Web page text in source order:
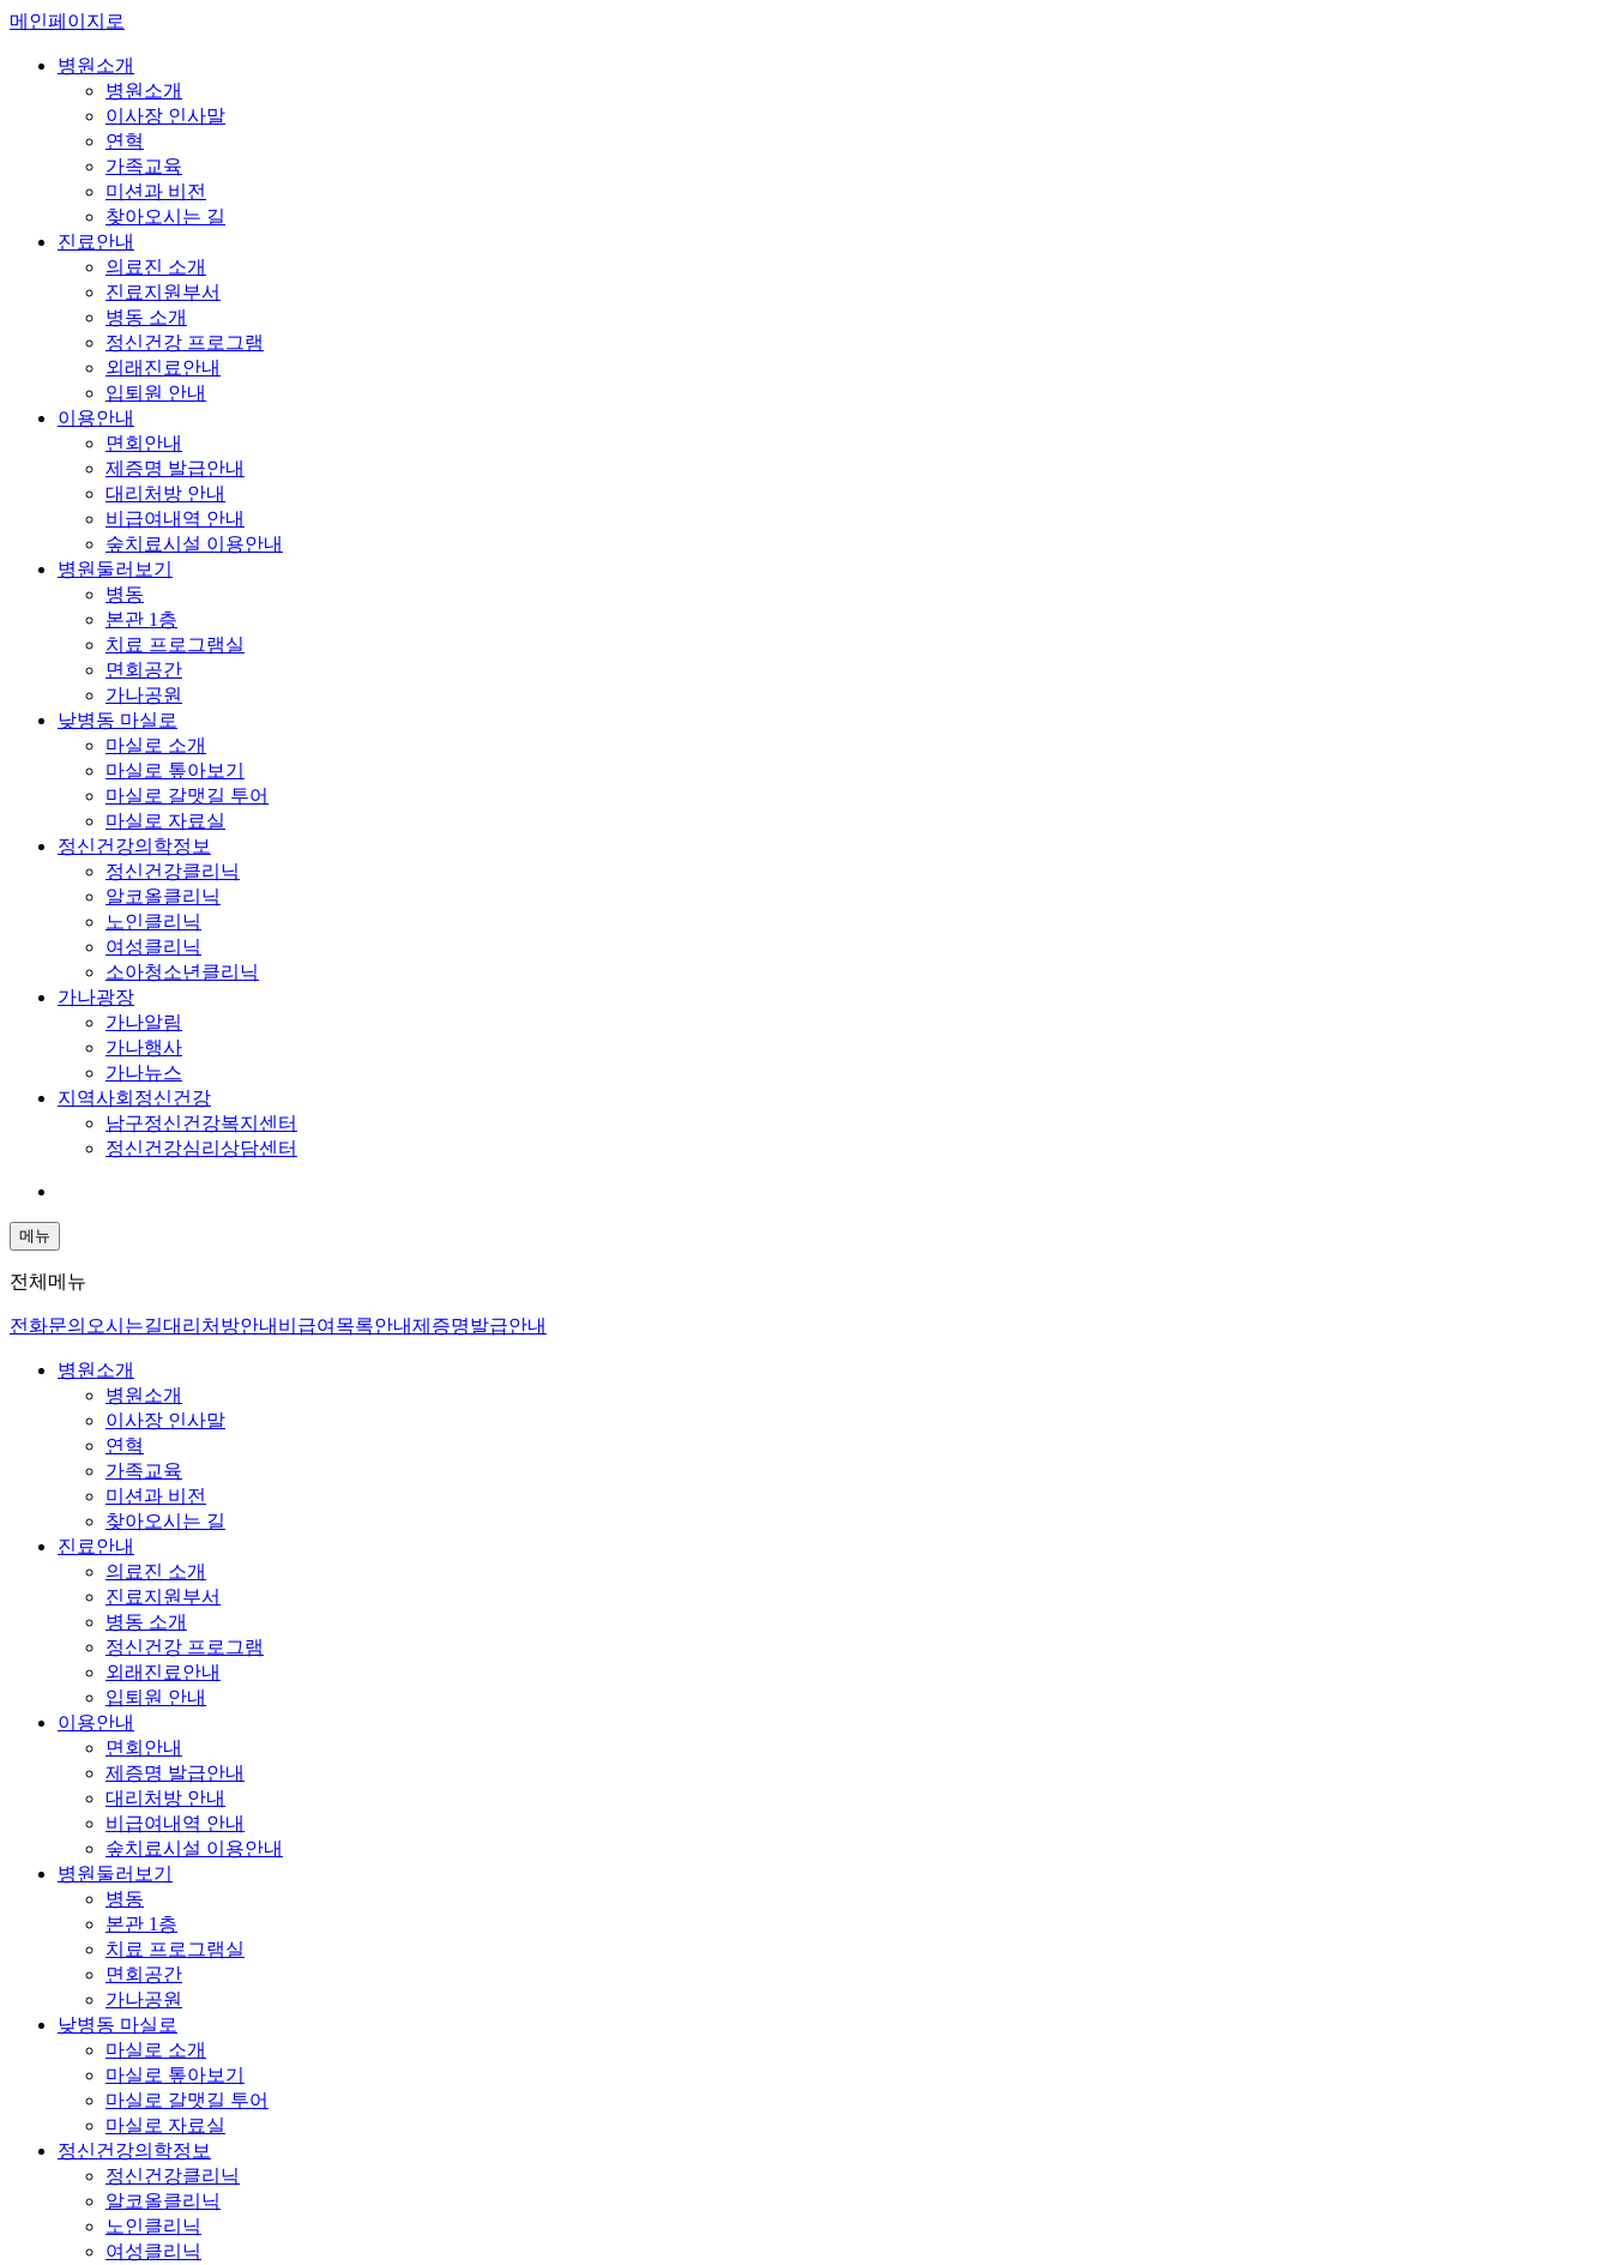
메인페이지로
병원소개
병원소개
이사장 인사말
연혁
가족교육
미션과 비전
찾아오시는 길
진료안내
의료진 소개
진료지원부서
병동 소개
정신건강 프로그램
외래진료안내
입퇴원 안내
이용안내
면회안내
제증명 발급안내
대리처방 안내
비급여내역 안내
숲치료시설 이용안내
병원둘러보기
병동
본관 1층
치료 프로그램실
면회공간
가나공원
낮병동 마실로
마실로 소개
마실로 톺아보기
마실로 갈맷길 투어
마실로 자료실
정신건강의학정보
정신건강클리닉
알코올클리닉
노인클리닉
여성클리닉
소아청소년클리닉
가나광장
가나알림
가나행사
가나뉴스
지역사회정신건강
남구정신건강복지센터
정신건강심리상담센터
메뉴
전체메뉴
전화문의 오시는길대리처방안내 비급여목록안내제증명발급안내
병원소개
병원소개
이사장 인사말
연혁
가족교육
미션과 비전
찾아오시는 길
진료안내
의료진 소개
진료지원부서
병동 소개
정신건강 프로그램
외래진료안내
입퇴원 안내
이용안내
면회안내
제증명 발급안내
대리처방 안내
비급여내역 안내
숲치료시설 이용안내
병원둘러보기
병동
본관 1층
치료 프로그램실
면회공간
가나공원
낮병동 마실로
마실로 소개
마실로 톺아보기
마실로 갈맷길 투어
마실로 자료실
정신건강의학정보
정신건강클리닉
알코올클리닉
노인클리닉
여성클리닉